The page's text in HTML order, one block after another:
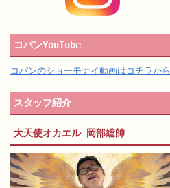
コパンYouTube
コパンのショーモナイ動画はコチラから
スタッフ紹介
大天使オカエル 岡部総帥